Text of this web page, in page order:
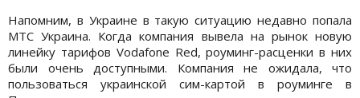
Напомним, в Украине в такую ситуацию недавно попала
МТС Украина. Когда компания вывела на рынок новую
линейку тарифов Vodafone Red, роуминг-расценки в них
были очень доступными. Компания не ожидала, что
пользоваться украинской сим-картой в роуминге в